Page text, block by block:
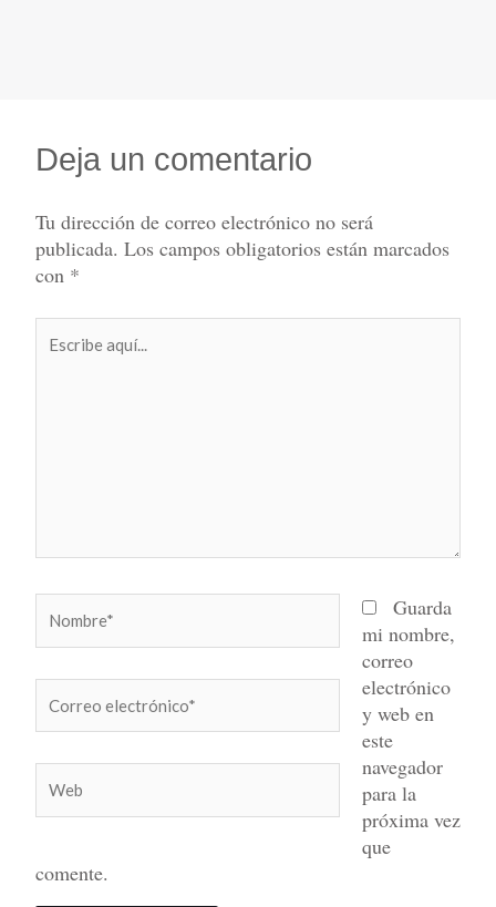
Deja un comentario
Tu dirección de correo electrónico no será
publicada. Los campos obligatorios están marcados
con *
aquí...
electrónico*
Guarda
mi nombre,
correo
electrónico
y web en
este
navegador
para la
próxima vez
que
comente.